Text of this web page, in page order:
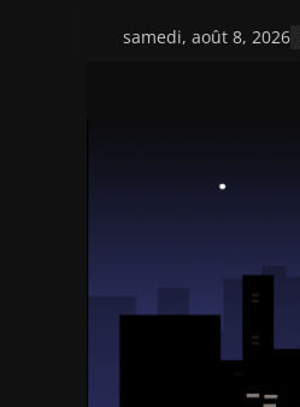
Passersamedi, août 8, 2026